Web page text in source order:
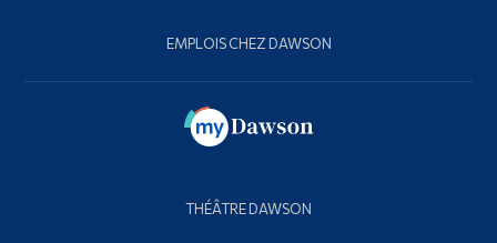
EMPLOIS CHEZ DAWSON
THÉÂTRE DAWSON